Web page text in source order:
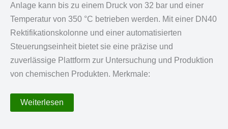
Anlage kann bis zu einem Druck von 32 bar und einer
Temperatur von 350 °C betrieben werden. Mit einer DN40
Rektifikationskolonne und einer automatisierten
Steuerungseinheit bietet sie eine präzise und
zuverlässige Plattform zur Untersuchung und Produktion
von chemischen Produkten. Merkmale:
Reaktivdestillationsanlage
bis
Weiterlesen